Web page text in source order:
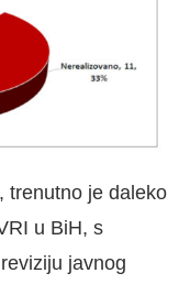
trenutno je daleko
u BiH, s
javnog